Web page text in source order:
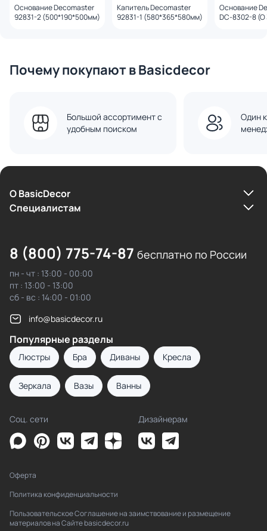
Основание Decomaster
92831-2 (500*190*500мм)
Капитель Decomaster
92831-1 (580*365*580мм)
Основание
DC-8302-8
Почему покупают в Basicdecor
Большой ассортимент с
удобным поиском
Один
О BasicDecor
Cпециалистам
8 (800) 775-74-87 бесплатно по России
пн - чт : 13:00 - 00:00
пт : 13:00 - 13:00
сб - вс : 14:00 - 01:00
info@basicdecor.ru
Популярные разделы
Люстры Бра Диваны Кресла
Зеркала Вазы Ванны
Соц. сети Дизайнерам
Оферта
Политика конфиденциальности
Пользовательское Соглашение на заимствование и размещение
материалов на Сайте basicdecor.ru